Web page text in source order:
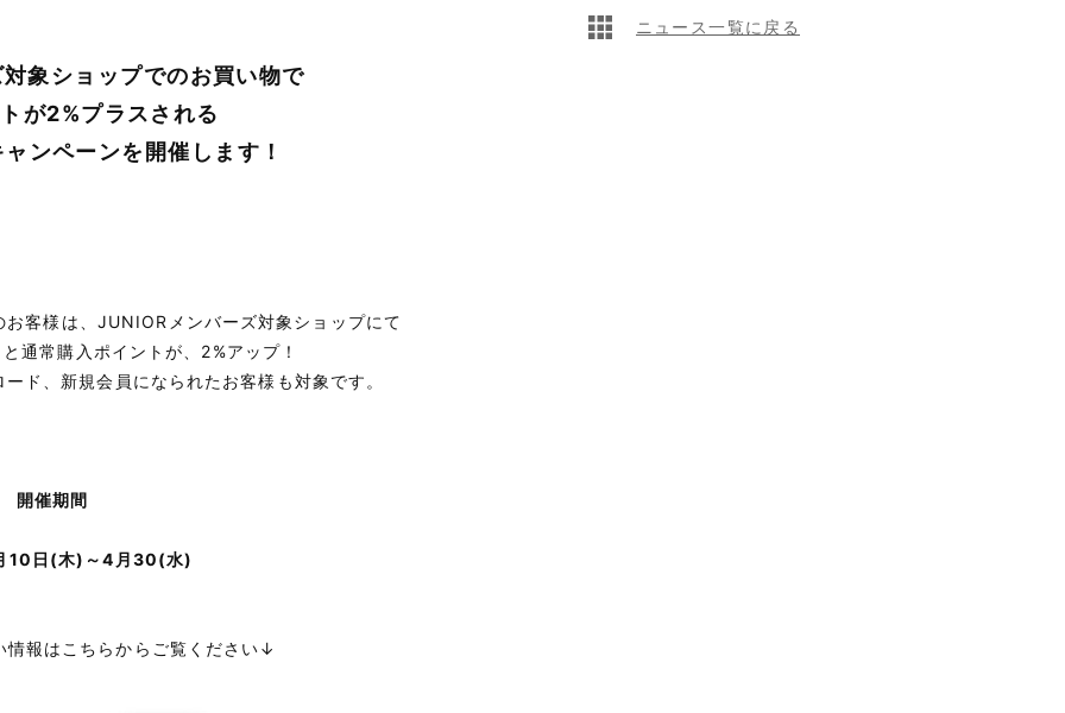
象ショップでのお買い物で
が2%プラスされる
ンペーンを開催します！
客様は、JUNIORメンバーズ対象ショップにて
通常購入ポイントが、2%アップ！
ド、新規会員になられたお客様も対象です。
開催期間
10日(木)～4月30(水)
情報はこちらからご覧ください↓
ニュース一覧に戻る